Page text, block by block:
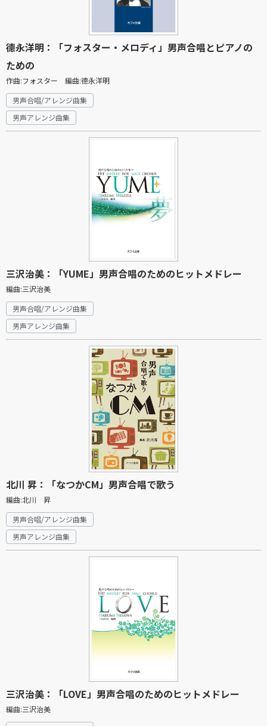
德永洋明：「フォスター・メロディ」男声合唱とピアノの
ための
作曲:フォスター 編曲:德永洋明
男声合唱/アレンジ曲集
男声アレンジ曲集
三沢治美：「YUME」男声合唱のためのヒットメドレー
編曲:三沢治美
男声合唱/アレンジ曲集
男声アレンジ曲集
北川 昇：「なつかCM」男声合唱で歌う
編曲:北川 昇
男声合唱/アレンジ曲集
男声アレンジ曲集
三沢治美：「LOVE」男声合唱のためのヒットメドレー
編曲:三沢治美